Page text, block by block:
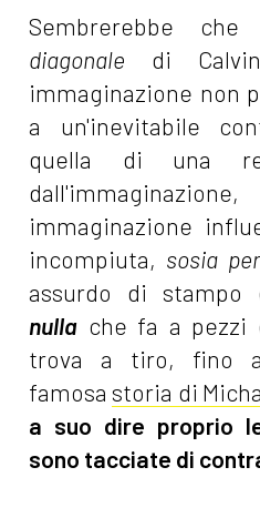
Sembrerebbe
diagonale di
immaginazione non
a un'inevitabile
quella di una
immaginazione
incompiuta, sosia
assurdo di stampo
nulla che fa a pezzi
trova a tiro, fino a
famosa storia di
a suo dire proprio
sono tacciate di